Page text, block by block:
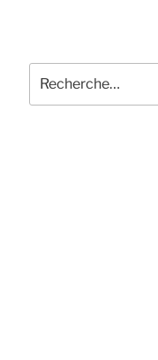
pour
: